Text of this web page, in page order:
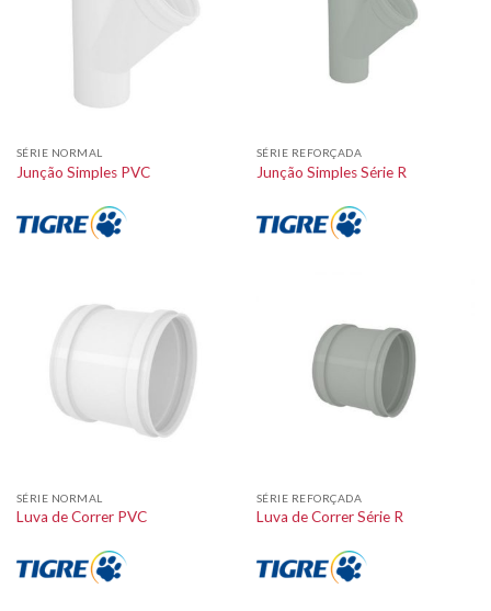
SÉRIE NORMAL
Junção Simples PVC
SÉRIE REFORÇADA
Junção Simples Série R
SÉRIE NORMAL
Luva de Correr PVC
SÉRIE REFORÇADA
Luva de Correr Série R